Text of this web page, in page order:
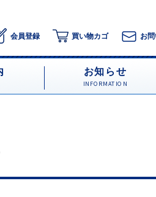
会員登録 買い物カゴ お
お知らせ
INFORMATION